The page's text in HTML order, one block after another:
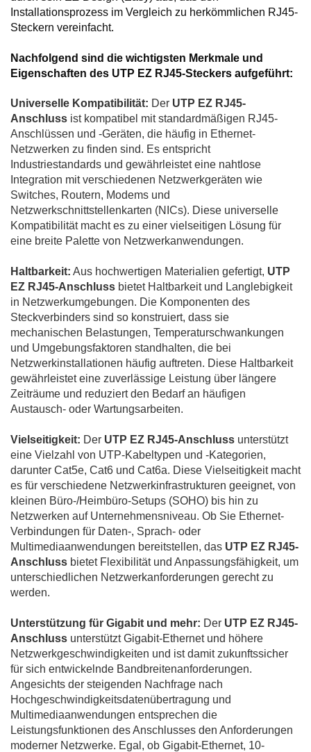
Installationsprozess im Vergleich zu herkömmlichen RJ45-
Steckern vereinfacht.
Nachfolgend sind die wichtigsten Merkmale und
Eigenschaften des UTP EZ RJ45-Steckers aufgeführt:
Universelle Kompatibilität: Der UTP EZ RJ45-
Anschluss ist kompatibel mit standardmäßigen RJ45-
Anschlüssen und -Geräten, die häufig in Ethernet-
Netzwerken zu finden sind. Es entspricht
Industriestandards und gewährleistet eine nahtlose
Integration mit verschiedenen Netzwerkgeräten wie
Switches, Routern, Modems und
Netzwerkschnittstellenkarten (NICs). Diese universelle
Kompatibilität macht es zu einer vielseitigen Lösung für
eine breite Palette von Netzwerkanwendungen.
Haltbarkeit: Aus hochwertigen Materialien gefertigt, UTP
EZ RJ45-Anschluss bietet Haltbarkeit und Langlebigkeit
in Netzwerkumgebungen. Die Komponenten des
Steckverbinders sind so konstruiert, dass sie
mechanischen Belastungen, Temperaturschwankungen
und Umgebungsfaktoren standhalten, die bei
Netzwerkinstallationen häufig auftreten. Diese Haltbarkeit
gewährleistet eine zuverlässige Leistung über längere
Zeiträume und reduziert den Bedarf an häufigen
Austausch- oder Wartungsarbeiten.
Vielseitigkeit: Der UTP EZ RJ45-Anschluss unterstützt
eine Vielzahl von UTP-Kabeltypen und -Kategorien,
darunter Cat5e, Cat6 und Cat6a. Diese Vielseitigkeit macht
es für verschiedene Netzwerkinfrastrukturen geeignet, von
kleinen Büro-/Heimbüro-Setups (SOHO) bis hin zu
Netzwerken auf Unternehmensniveau. Ob Sie Ethernet-
Verbindungen für Daten-, Sprach- oder
Multimediaanwendungen bereitstellen, das UTP EZ RJ45-
Anschluss bietet Flexibilität und Anpassungsfähigkeit, um
unterschiedlichen Netzwerkanforderungen gerecht zu
werden.
Unterstützung für Gigabit und mehr: Der UTP EZ RJ45-
Anschluss unterstützt Gigabit-Ethernet und höhere
Netzwerkgeschwindigkeiten und ist damit zukunftssicher
für sich entwickelnde Bandbreitenanforderungen.
Angesichts der steigenden Nachfrage nach
Hochgeschwindigkeitsdatenübertragung und
Multimediaanwendungen entsprechen die
Leistungsfunktionen des Anschlusses den Anforderungen
moderner Netzwerke. Egal, ob Gigabit-Ethernet, 10-